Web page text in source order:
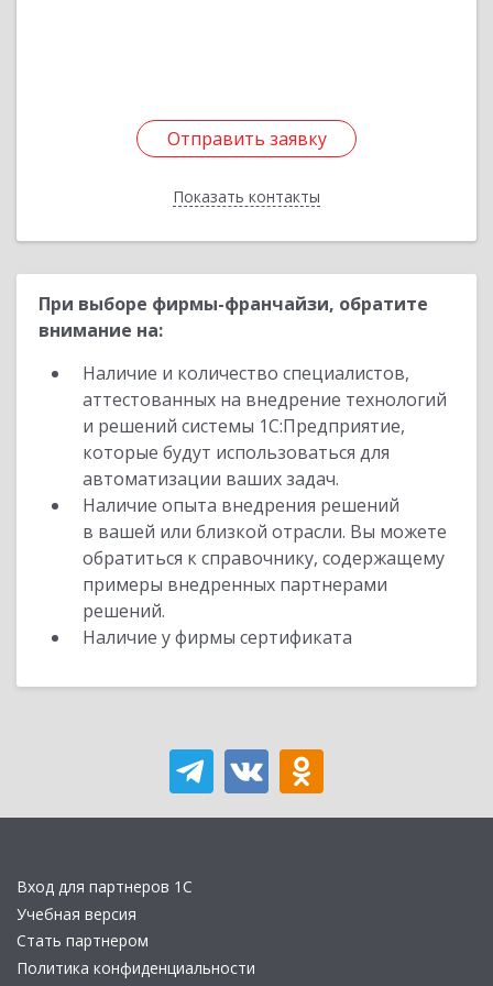
Отправить заявку
Показать контакты
Отправить заявку
Назад
При выборе фирмы-франчайзи, обратите
внимание на:
Наличие и количество специалистов,
аттестованных на внедрение технологий
и решений системы 1С:Предприятие,
которые будут использоваться для
автоматизации ваших задач.
Наличие опыта внедрения решений
в вашей или близкой отрасли. Вы можете
обратиться к справочнику, содержащему
примеры внедренных партнерами
решений.
Наличие у фирмы сертификата
Вход для партнеров 1С
Учебная версия
Стать партнером
Политика конфиденциальности